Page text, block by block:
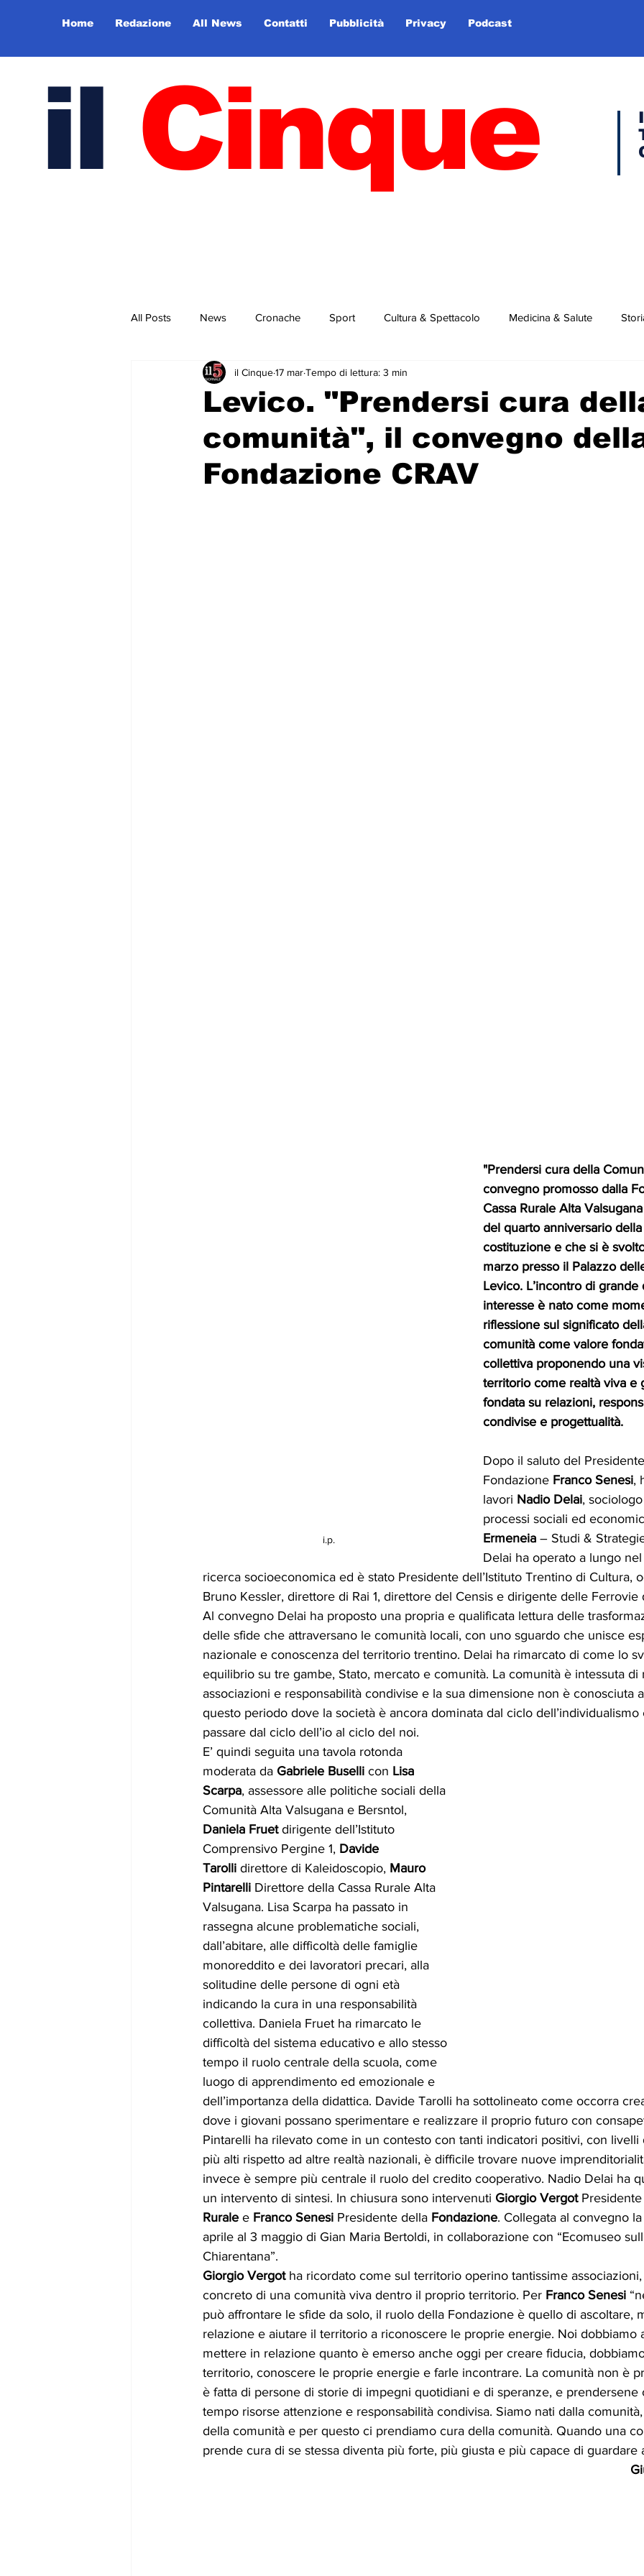
Home Redazione All News Contatti Pubblicità Privacy Podcast
il Cinque
All Posts News Cronache Sport Cultura & Spettacolo Medicina & Salute
Rubriche & Curiosità Sport in primo piano
Levico. "Prendersi cura
comunità", il convegno
Fondazione CRAV
il Cinque17 marTempo di lettura: 3 min
i.p.
"Prendersi cura della
convegno promosso dalla
Cassa Rurale Alta
del quarto anniversario
costituzione e che si è
marzo presso il Palazzo
Levico. L’incontro di
interesse è nato come
riflessione sul significato
comunità come valore
collettiva proponendo una
territorio come realtà viva e
fondata su relazioni,
condivise e progettualità.
Dopo il saluto del
Fondazione Franco Senesi,
lavori Nadio Delai,
processi sociali ed
Ermeneia – Studi &
Delai ha operato a lungo
ricerca socioeconomica ed è stato Presidente dell’Istituto Trentino di Cultura,
Bruno Kessler, direttore di Rai 1, direttore del Censis e dirigente delle
Al convegno Delai ha proposto una propria e qualificata lettura delle
delle sfide che attraversano le comunità locali, con uno sguardo che unisce
nazionale e conoscenza del territorio trentino. Delai ha rimarcato di come lo
equilibrio su tre gambe, Stato, mercato e comunità. La comunità è intessuta
associazioni e responsabilità condivise e la sua dimensione non è conosciuta
questo periodo dove la società è ancora dominata dal ciclo
passare dal ciclo dell’io al ciclo del noi.
E’ quindi seguita una tavola rotonda
moderata da Gabriele Buselli con Lisa
Scarpa, assessore alle politiche sociali della
Comunità Alta Valsugana e Bersntol,
Daniela Fruet dirigente dell’Istituto
Comprensivo Pergine 1, Davide
Tarolli direttore di Kaleidoscopio, Mauro
Pintarelli Direttore della Cassa Rurale Alta
Valsugana. Lisa Scarpa ha passato in
rassegna alcune problematiche sociali,
dall’abitare, alle difficoltà delle famiglie
monoreddito e dei lavoratori precari, alla
solitudine delle persone di ogni età
indicando la cura in una responsabilità
collettiva. Daniela Fruet ha rimarcato le
difficoltà del sistema educativo e allo stesso
tempo il ruolo centrale della scuola, come
luogo di apprendimento ed emozionale e
dell’importanza della didattica. Davide Tarolli ha sottolineato come occorra
dove i giovani possano sperimentare e realizzare il proprio futuro con
Pintarelli ha rilevato come in un contesto con tanti indicatori positivi, con
più alti rispetto ad altre realtà nazionali, è difficile trovare nuove
invece è sempre più centrale il ruolo del credito cooperativo. Nadio Delai ha
un intervento di sintesi. In chiusura sono intervenuti Giorgio Vergot
Rurale e Franco Senesi Presidente della Fondazione. Collegata al convegno
aprile al 3 maggio di Gian Maria Bertoldi, in collaborazione con “Ecomuseo
Chiarentana”.
Giorgio Vergot ha ricordato come sul territorio operino tantissime
concreto di una comunità viva dentro il proprio territorio. Per Franco Senesi
può affrontare le sfide da solo, il ruolo della Fondazione è quello di ascoltare,
relazione e aiutare il territorio a riconoscere le proprie energie. Noi dobbiamo
mettere in relazione quanto è emerso anche oggi per creare fiducia,
territorio, conoscere le proprie energie e farle incontrare. La comunità non è
è fatta di persone di storie di impegni quotidiani e di speranze, e
tempo risorse attenzione e responsabilità condivisa. Siamo nati dalla
della comunità e per questo ci prendiamo cura della comunità. Quando una
prende cura di se stessa diventa più forte, più giusta e più capace di guardare